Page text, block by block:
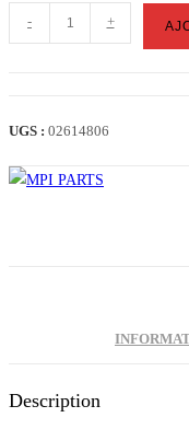
de
CPI
KEEWAY
- +
UGS : 02614806
Description